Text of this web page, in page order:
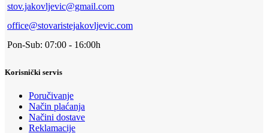
stov.jakovljevic@gmail.com
office@stovaristejakovljevic.com
Pon-Sub: 07:00 - 16:00h
Korisnički servis
Poručivanje
Način plaćanja
Načini dostave
Reklamacije